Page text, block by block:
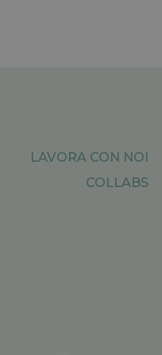
LAVORA CON NOI
COLLABS